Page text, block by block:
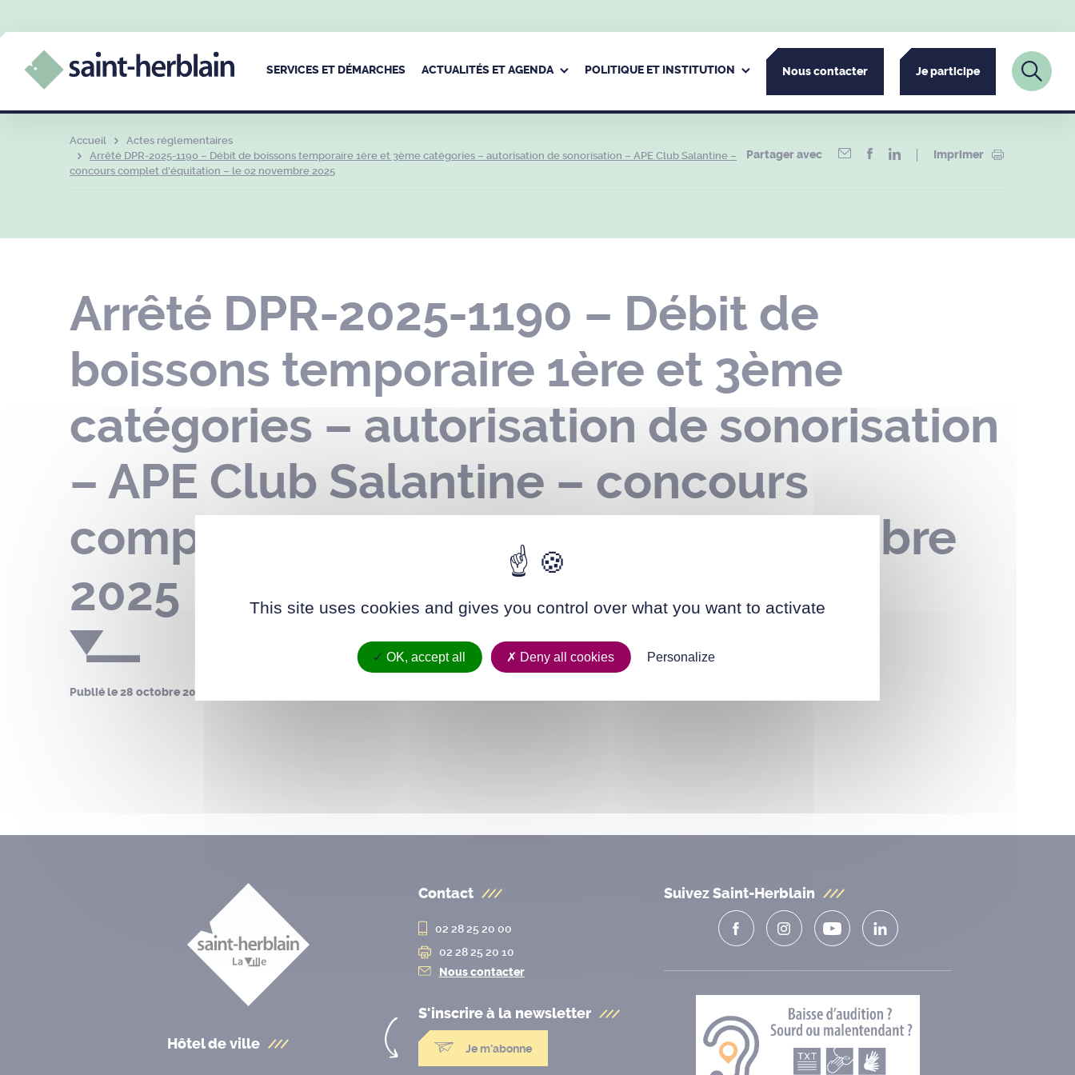
SERVICES ET DÉMARCHES ACTUALITÉS ET AGENDA POLITIQUE ET INSTITUTION Nous contacter Je participe
Accueil
Actes réglementaires
Arrêté DPR-2025-1190 – Débit de boissons temporaire 1ère et 3ème catégories – autorisation de sonorisation – APE Club Salantine –
concours complet d’équitation – le 02 novembre 2025
Partager avec Imprimer
Arrêté DPR-2025-1190 – Débit de
boissons temporaire 1ère et 3ème
catégories – autorisation de sonorisation
– APE Club Salantine – concours
complet d’équitation – le 02 novembre
2025
Publié le28 octobre 2025
Hôtel de ville
Contact
02 28 25 20 00
02 28 25 20 10
Nous contacter
S'inscrire à la newsletter
Je m'abonne
Suivez Saint-Herblain
This site uses cookies and gives you control over what you want to activate
OK, accept all Deny all cookies Personalize